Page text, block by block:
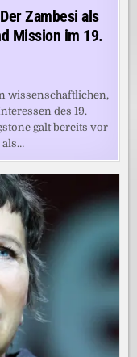
Zambesi als
Mission im 19.
wissenschaftlichen,
des 19.
galt bereits vor
als…